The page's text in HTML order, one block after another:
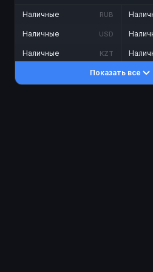
Наличные RUB
Наличные USD
Наличные KZT
Показать все